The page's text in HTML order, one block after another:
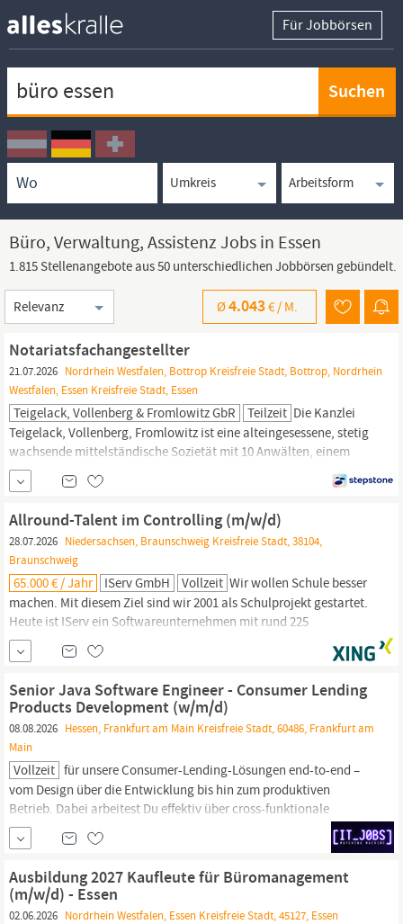
Für Jobbörsen
Ortssuche
Umkreissuche
Arbeitsform
Büro, Verwaltung, Assistenz Jobs in Essen
1.815 Stellenangebote aus 50 unterschiedlichen Jobbörsen gebündelt.
Sortierung
Ø4.043€ / M.
Notariatsfachangestellter
21.07.2026 Nordrhein Westfalen, Bottrop Kreisfreie Stadt, Bottrop, Nordrhein
Westfalen, Essen Kreisfreie Stadt, Essen
Teigelack, Vollenberg & Fromlowitz GbR Teilzeit Die Kanzlei
Teigelack, Vollenberg, Fromlowitz ist eine alteingesessene, stetig
wachsende mittelständische Sozietät mit 10 Anwälten, einem
Notar in
und einem Notar in Bottrop. Wir betreuen mit
einem Team von drei Mitarbeiterinnen mehr als 1.800 Urkunden
im Jahr, vornehmlich Immobilienkaufverträge. Zum
frühestmöglichen Zeitpunkt suchen wir
Allround-Talent im Controlling (m/w/d)
28.07.2026 Niedersachsen, Braunschweig Kreisfreie Stadt, 38104,
Braunschweig
65.000 € / Jahr IServ GmbH Vollzeit Wir wollen Schule besser
machen. Mit diesem Ziel sind wir 2001 als Schulprojekt gestartet.
Heute ist IServ ein Softwareunternehmen mit rund 225
Mitarbeitenden in Braunschweig, Berlin und
Kernprodukt: die führende Schulplattform in Deutschland, mit der
nicht nur Zahlen...
Senior Java Software Engineer - Consumer Lending
Products Development (w/m/d)
08.08.2026 Hessen, Frankfurt am Main Kreisfreie Stadt, 60486, Frankfurt am
Main
Vollzeit für unsere Consumer-Lending-Lösungen end-to-end –
vom Design über die Entwicklung bis hin zum produktiven
Betrieb. Dabei arbeitest Du effektiv über cross-funktionale
Grenzen hinweg und findest gemeinsam mit Product Ownern,
Architekt innen und internationalen Engineering-Teams den
Ausbildung 2027 Kaufleute für Büromanagement
(m/w/d) - Essen
02.06.2026 Nordrhein Westfalen, Essen Kreisfreie Stadt, 45127, Essen